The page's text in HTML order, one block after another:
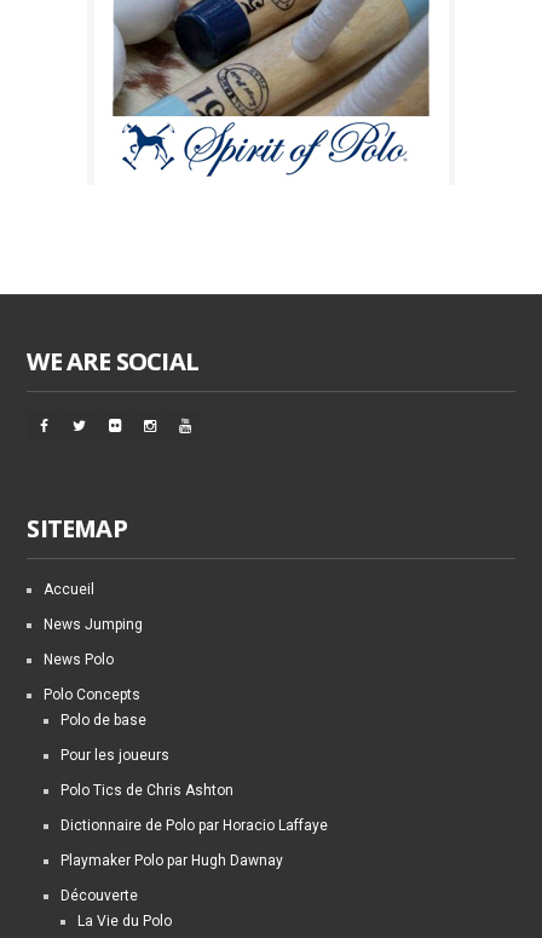
WE ARE SOCIAL
SITEMAP
Accueil
News Jumping
News Polo
Polo Concepts
Polo de base
Pour les joueurs
Polo Tics de Chris Ashton
Dictionnaire de Polo par Horacio Laffaye
Playmaker Polo par Hugh Dawnay
Découverte
La Vie du Polo